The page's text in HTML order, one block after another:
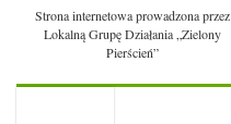
Strona internetowa prowadzona przez
Lokalną Grupę Działania „Zielony
Pierścień”